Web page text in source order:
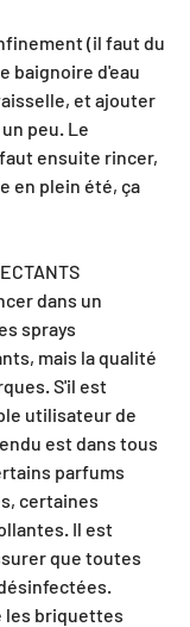
(il faut du
baignoire d'eau
et ajouter
peu. Le
ensuite rincer,
en plein été, ça
dans un
sprays
mais la qualité
S'il est
utilisateur de
est dans tous
parfums
certaines
Il est
que toutes
les briquettes